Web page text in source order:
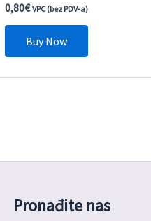
0,80€ VPC (bez PDV-a)
Buy Now
Pronađite nas